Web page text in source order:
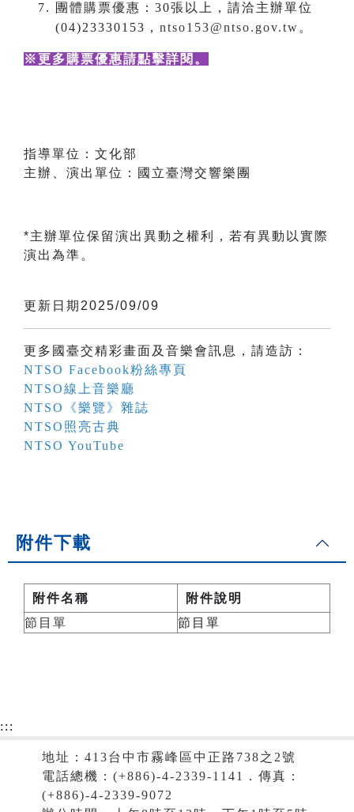
團體購票優惠：30張以上，請洽主辦單位
(04)23330153， ntso153@ntso.gov.tw 。
※更多購票優惠請點擊詳閱 。
指導單位：文化部
主辦、演出單位：國立臺灣交響樂團
*主辦單位保留演出異動之權利，若有異動以實際
演出為準。
更新日期2025/09/09
更多國臺交精彩畫面及音樂會訊息，請造訪：
NTSO Facebook粉絲專頁
NTSO線上音樂廳
NTSO《樂覽》雜誌
NTSO照亮古典
NTSO YouTube
附件下載
附件名稱
附件說明
節目單
節目單
:::
地址：413台中市霧峰區中正路738之2號
電話總機：(+886)-4-2339-1141．傳真：
(+886)-4-2339-9072